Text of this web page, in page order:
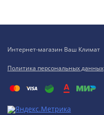
Интернет-магазин Ваш Климат
Политика персональных данных